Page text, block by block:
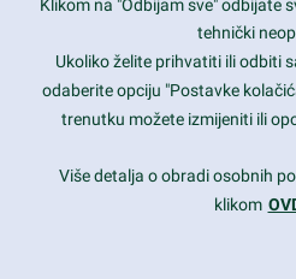
Daily: 9:00 am - 6:00 pm
Sunday: Closed
Copyright 2017FRESHFACE© All Rights
Klikom na "Odbijam sve" odbijate
tehnički
Ukoliko želite prihvatiti ili odbiti
odaberite opciju "Postavke
trenutku možete izmijeniti ili
Više detalja o obradi osobnih
klikom